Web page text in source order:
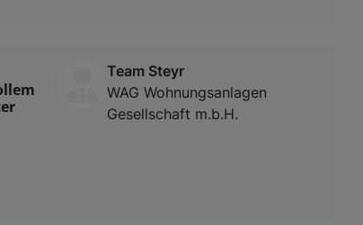
Team Steyr
WAG Wohnungsanlagen
Gesellschaft m.b.H.